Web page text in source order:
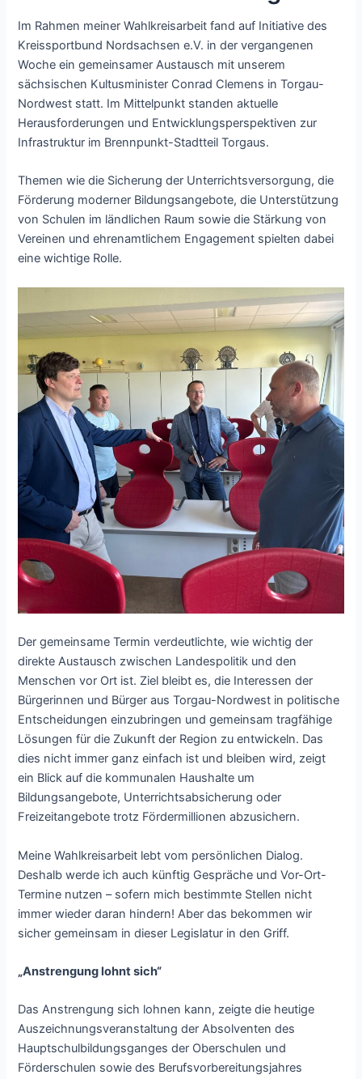
Im Rahmen meiner Wahlkreisarbeit fand auf Initiative des
Kreissportbund Nordsachsen e.V. in der vergangenen
Woche ein gemeinsamer Austausch mit unserem
sächsischen Kultusminister Conrad Clemens in Torgau-
Nordwest statt. Im Mittelpunkt standen aktuelle
Herausforderungen und Entwicklungsperspektiven zur
Infrastruktur im Brennpunkt-Stadtteil Torgaus.
Themen wie die Sicherung der Unterrichtsversorgung, die
Förderung moderner Bildungsangebote, die Unterstützung
von Schulen im ländlichen Raum sowie die Stärkung von
Vereinen und ehrenamtlichem Engagement spielten dabei
eine wichtige Rolle.
Der gemeinsame Termin verdeutlichte, wie wichtig der
direkte Austausch zwischen Landespolitik und den
Menschen vor Ort ist. Ziel bleibt es, die Interessen der
Bürgerinnen und Bürger aus Torgau-Nordwest in politische
Entscheidungen einzubringen und gemeinsam tragfähige
Lösungen für die Zukunft der Region zu entwickeln. Das
dies nicht immer ganz einfach ist und bleiben wird, zeigt
ein Blick auf die kommunalen Haushalte um
Bildungsangebote, Unterrichtsabsicherung oder
Freizeitangebote trotz Fördermillionen abzusichern.
Meine Wahlkreisarbeit lebt vom persönlichen Dialog.
Deshalb werde ich auch künftig Gespräche und Vor-Ort-
Termine nutzen – sofern mich bestimmte Stellen nicht
immer wieder daran hindern! Aber das bekommen wir
sicher gemeinsam in dieser Legislatur in den Griff.
„Anstrengung lohnt sich“
Das Anstrengung sich lohnen kann, zeigte die heutige
Auszeichnungsveranstaltung der Absolventen des
Hauptschulbildungsganges der Oberschulen und
Förderschulen sowie des Berufsvorbereitungsjahres